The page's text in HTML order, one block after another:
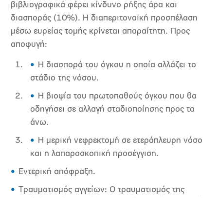
βιβλιογραφικά φέρει κίνδυνο ρήξης άρα και
διασποράς (10%). Η διαπεριτοναϊκή προσπέλαση
μέσω ευρείας τομής κρίνεται απαραίτητη. Προς
αποφυγή:
Η διασπορά του όγκου η οποία αλλάζει το
στάδιο της νόσου.
Η βιοψία του πρωτοπαθούς όγκου που θα
οδηγήσει σε αλλαγή σταδιοποίησης προς τα
άνω.
Η μερική νεφρεκτομή σε ετερόπλευρη νόσο
και η λαπαροσκοπική προσέγγιση.
Εντερική απόφραξη.
Τραυματισμός αγγείων: Ο τραυματισμός της